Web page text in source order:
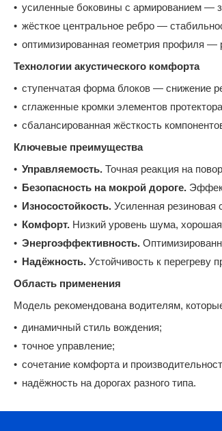
усиленные боковины с армированием —
жёсткое центральное ребро —
оптимизированная геометрия профиля —
Технологии акустического комфорта
ступенчатая форма блоков — снижение
сглаженные кромки элементов
сбалансированная жёсткость
Ключевые преимущества
Управляемость. Точная реакция на
Безопасность на мокрой дороге.
Износостойкость. Усиленная резиновая
Комфорт. Низкий уровень шума,
Энергоэффективность.
Надёжность. Устойчивость к перегреву
Область применения
Модель рекомендована водителям,
динамичный стиль вождения;
точное управление;
сочетание комфорта и
надёжность на дорогах разного типа.